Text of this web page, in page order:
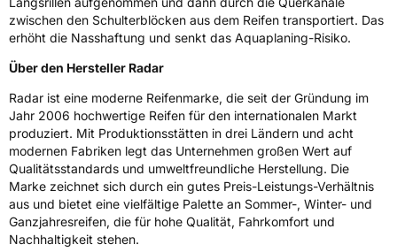
NasshaftungB
Rollgeräusch (Klasse)B
Rollgeräusch (dB)
FahrzeugklasseC2
3PMSF / Schneeflockensymbol / Alpine-SymbolNein
Eisgrip Nein
EPREL ID593496
zwischen den Schulterblöcken aus dem Reifen transportiert. Das
erhöht die Nasshaftung und senkt das Aquaplaning-Risiko.
Über den Hersteller Radar
Radar ist eine moderne Reifenmarke, die seit der Gründung im
Jahr 2006 hochwertige Reifen für den internationalen Markt
produziert. Mit Produktionsstätten in drei Ländern und acht
modernen Fabriken legt das Unternehmen großen Wert auf
Qualitätsstandards und umweltfreundliche Herstellung. Die
Marke zeichnet sich durch ein gutes Preis-Leistungs-Verhältnis
aus und bietet eine vielfältige Palette an Sommer-, Winter- und
Ganzjahresreifen, die für hohe Qualität, Fahrkomfort und
Nachhaltigkeit stehen.